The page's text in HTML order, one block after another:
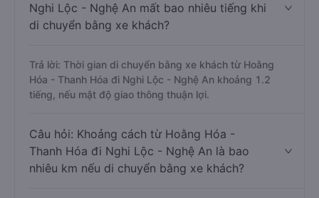
Nghi Lộc - Nghệ An mất bao nhiêu tiếng khi
di chuyển bằng xe khách?
Trả lời: Thời gian di chuyển bằng xe khách từ Hoằng
Hóa - Thanh Hóa đi Nghi Lộc - Nghệ An khoảng 1.2
tiếng, nếu mật độ giao thông thuận lợi.
Câu hỏi: Khoảng cách từ Hoằng Hóa -
Thanh Hóa đi Nghi Lộc - Nghệ An là bao
nhiêu km nếu di chuyển bằng xe khách?